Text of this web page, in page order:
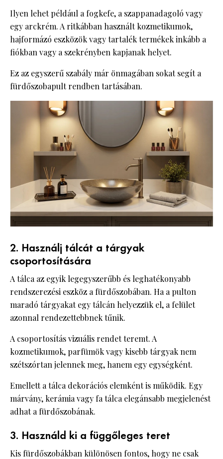
Ilyen lehet például a fogkefe, a szappanadagoló vagy
egy arckrém. A ritkábban használt kozmetikumok,
hajformázó eszközök vagy tartalék termékek inkább a
fiókban vagy a szekrényben kapjanak helyet.
Ez az egyszerű szabály már önmagában sokat segít a
fürdőszobapult rendben tartásában.
2. Használj tálcát a tárgyak
csoportosítására
A tálca az egyik legegyszerűbb és leghatékonyabb
rendszerezési eszköz a fürdőszobában. Ha a pulton
maradó tárgyakat egy tálcán helyezzük el, a felület
azonnal rendezettebbnek tűnik.
A csoportosítás vizuális rendet teremt. A
kozmetikumok, parfümök vagy kisebb tárgyak nem
szétszórtan jelennek meg, hanem egy egységként.
Emellett a tálca dekorációs elemként is működik. Egy
márvány, kerámia vagy fa tálca elegánsabb megjelenést
adhat a fürdőszobának.
3. Használd ki a függőleges teret
Kis fürdőszobákban különösen fontos, hogy ne csak